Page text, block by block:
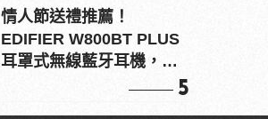
情人節送禮推薦！
EDIFIER W800BT PLUS
耳罩式無線藍牙耳機，在
5